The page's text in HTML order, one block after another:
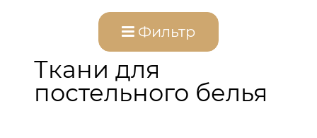
Фильтр
Ткани для
постельного белья